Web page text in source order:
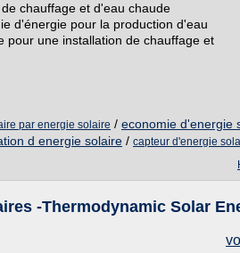
chauffage et d'eau chaude
d'énergie pour la production d'eau
pour une installation de chauffage et
par energie solaire / economie d'energie
d energie solaire / capteur d'energie
-Thermodynamic Solar